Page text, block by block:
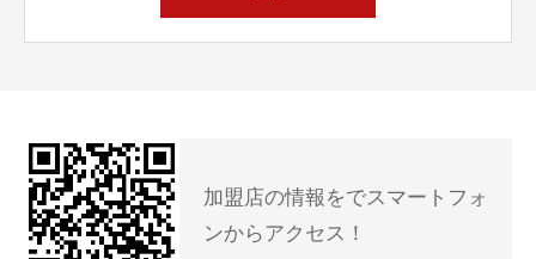
加盟店の情報をでスマートフォ
ンからアクセス！